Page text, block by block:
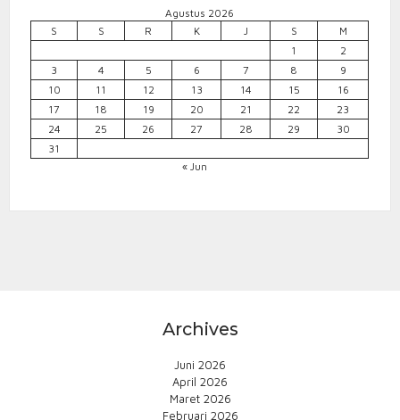
Agustus 2026
S
S R K J S
M
1
2
3
4 5 6 7 8
9
10
11 12 13 14 15
16
17
18 19 20 21 22
23
24
25 26 27 28 29
30
31
« Jun
Archives
Juni 2026
April 2026
Maret 2026
Februari 2026